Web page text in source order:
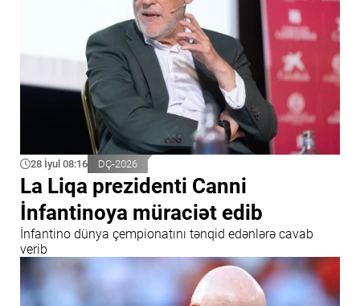
28 İyul 08:16 DÇ-2026
La Liqa prezidenti Canni
İnfantinoya müraciət edib
İnfantino dünya çempionatını tənqid edənlərə cavab
verib